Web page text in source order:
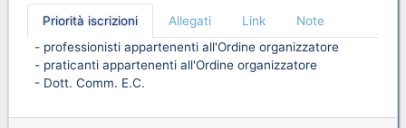
Priorità iscrizioni Allegati Link
Note
- professionisti appartenenti all'Ordine organizzatore
- praticanti appartenenti all'Ordine organizzatore
- Dott. Comm. E.C.